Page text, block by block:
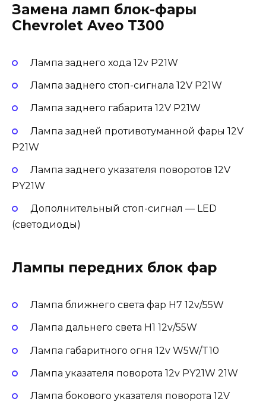
Замена ламп блок-фары
Chevrolet Aveo T300
Лампа заднего хода 12v P21W
Лампа заднего стоп-сигнала 12V P21W
Лампа заднего габарита 12V P21W
Лампа задней противотуманной фары 12V
P21W
Лампа заднего указателя поворотов 12V
PY21W
Дополнительный стоп-сигнал — LED
(светодиоды)
Лампы передних блок фар
Лампа ближнего света фар H7 12v/55W
Лампа дальнего света H1 12v/55W
Лампа габаритного огня 12v W5W/T10
Лампа указателя поворота 12v PY21W 21W
Лампа бокового указателя поворота 12V